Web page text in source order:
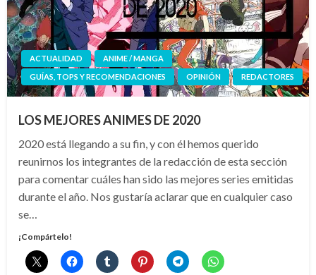
ACTUALIDAD
ANIME / MANGA
GUÍAS, TOPS Y RECOMENDACIONES
OPINIÓN REDACTORES
LOS MEJORES ANIMES DE 2020
2020 está llegando a su fin, y con él hemos querido
reunirnos los integrantes de la redacción de esta sección
para comentar cuáles han sido las mejores series emitidas
durante el año. Nos gustaría aclarar que en cualquier caso
se…
¡Compártelo!